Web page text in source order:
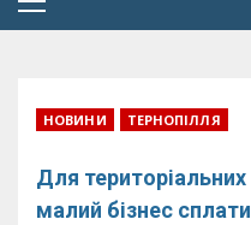
Primary
НОВИНИ ТЕРНОПІЛЛЯ
Для
малий бізнес